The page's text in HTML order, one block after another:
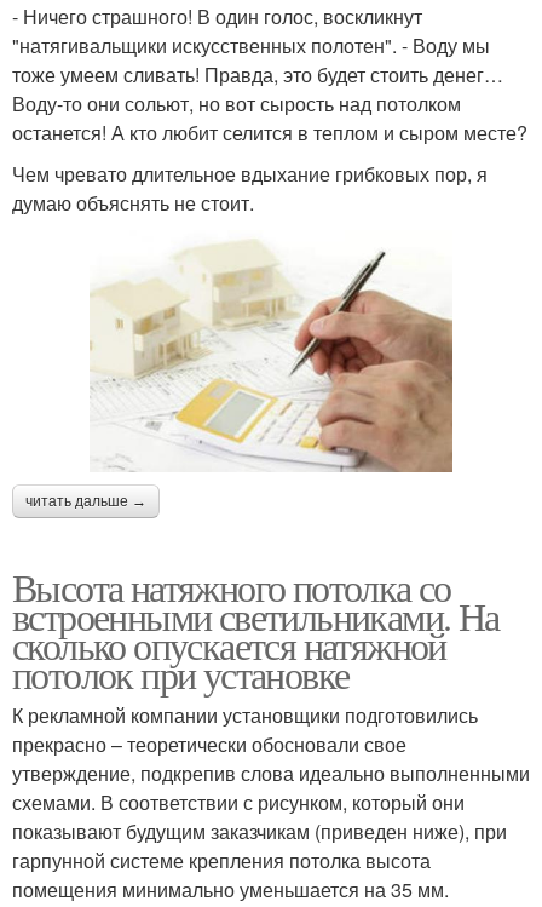
- Ничего страшного! В один голос, воскликнут
"натягивальщики искусственных полотен". - Воду мы
тоже умеем сливать! Правда, это будет стоить денег…
Воду-то они сольют, но вот сырость над потолком
останется! А кто любит селится в теплом и сыром месте?
Чем чревато длительное вдыхание грибковых пор, я
думаю объяснять не стоит.
читать дальше →
Высота натяжного потолка со
встроенными светильниками. На
сколько опускается натяжной
потолок при установке
К рекламной компании установщики подготовились
прекрасно – теоретически обосновали свое
утверждение, подкрепив слова идеально выполненными
схемами. В соответствии с рисунком, который они
показывают будущим заказчикам (приведен ниже), при
гарпунной системе крепления потолка высота
помещения минимально уменьшается на 35 мм.